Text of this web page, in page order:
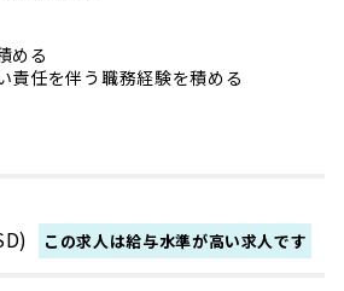
める
責任を伴う職務経験を積める
この求人は給与水準が高い求人です